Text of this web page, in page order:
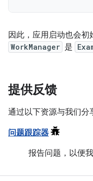
因此，应用启动也会初
WorkManager 是
提供反馈
通过以下资源与我们分
问题跟踪器
报告问题，以便